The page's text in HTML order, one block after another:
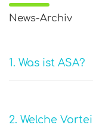
News-Archiv
1. Was ist ASA?
2. Welche